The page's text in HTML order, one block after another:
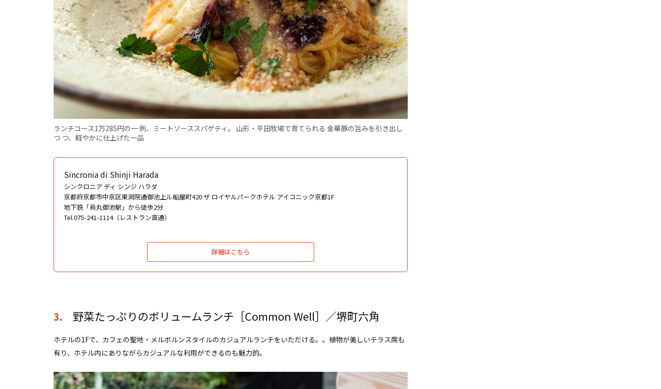
ランチコース1万285円の一 例、ミートソーススパゲティ。 山形・平田牧場で育てられる 金華豚の旨みを引き出し
つ つ、軽やかに仕上げた一品
Sincronia di Shinji Harada
シンクロニア ディ シンジ ハラダ
京都府京都市中京区東洞院通御池上ル船屋町420 ザ ロイヤルパークホテル アイコニック京都1F
地下鉄「烏丸御池駅」から徒歩2分
Tel.075-241-1114（レストラン直通）
詳細はこちら
3. 野菜たっぷりのボリュームランチ［Common Well］／堺町六角
ホテルの1Fで、カフェの聖地・メルボルンスタイルのカジュアルランチをいただける。。植物が美しいテラス席も
有り、ホテル内にありながらカジュアルな利用ができるのも魅力的。